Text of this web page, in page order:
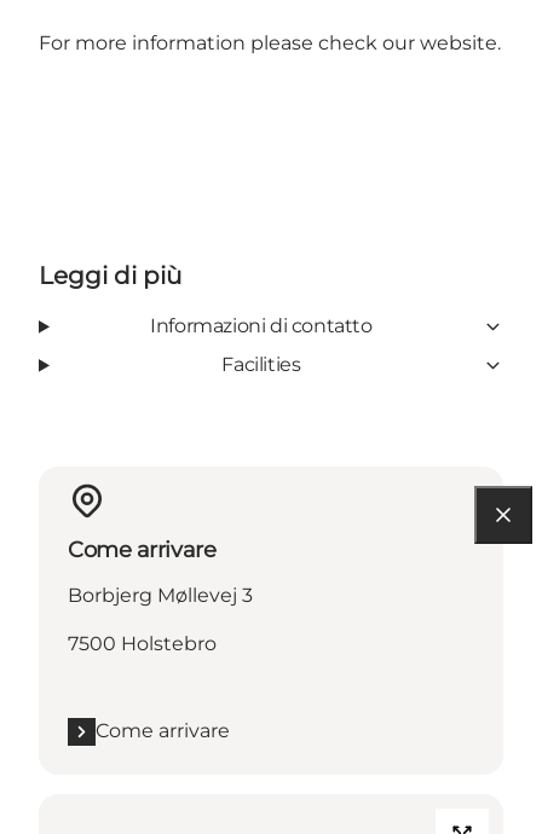
For more information please check our website.
Leggi di più
Informazioni di contatto
Facilities
Come arrivare
Borbjerg Møllevej 3
7500 Holstebro
Come arrivare